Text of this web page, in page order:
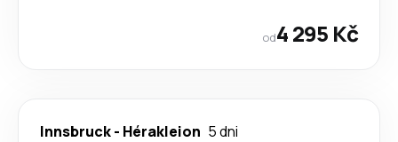
od4 295 Kč
Innsbruck- Hérakleion 5 dni